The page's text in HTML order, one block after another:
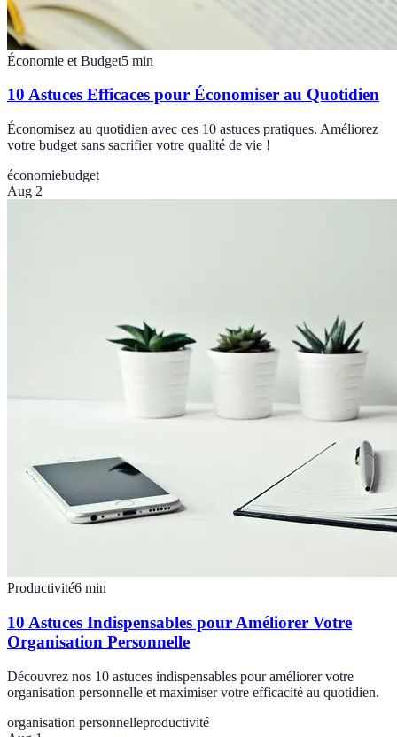
Économie et Budget5 min
10 Astuces Efficaces pour Économiser au Quotidien
Économisez au quotidien avec ces 10 astuces pratiques. Améliorez
votre budget sans sacrifier votre qualité de vie !
économiebudget
Aug 2
Productivité6 min
10 Astuces Indispensables pour Améliorer Votre
Organisation Personnelle
Découvrez nos 10 astuces indispensables pour améliorer votre
organisation personnelle et maximiser votre efficacité au quotidien.
organisation personnelleproductivité